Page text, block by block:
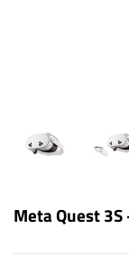
Meta Quest 3S